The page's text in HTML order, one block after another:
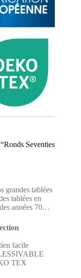
Seventies
grandes tablées
tablées en
années 70…
facile
TEX